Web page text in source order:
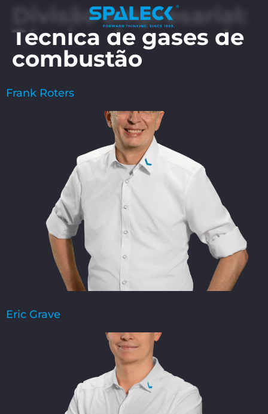
Divisão empresarial:
Técnica de gases de
combustão
Frank Roters
Eric Grave